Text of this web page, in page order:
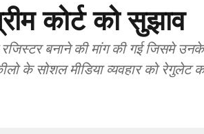
कोर्ट को सुझाव
बनाने की मांग की गई जिसमे
के सोशल मीडिया व्यवहार को रेगुलेट